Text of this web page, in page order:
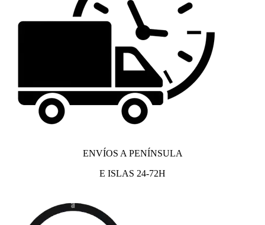
ENVÍOS A PENÍNSULA
E ISLAS 24-72H